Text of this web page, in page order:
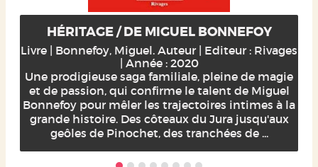
HÉRITAGE / DE MIGUEL BONNEFOY
Livre | Bonnefoy, Miguel. Auteur | Editeur : Rivages
| Année : 2020
Une prodigieuse saga familiale, pleine de magie
et de passion, qui confirme le talent de Miguel
Bonnefoy pour mêler les trajectoires intimes à la
grande histoire. Des côteaux du Jura jusqu'aux
geôles de Pinochet, des tranchées de ...